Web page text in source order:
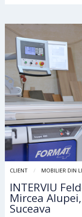
CLIENT MOBILIER DIN
INTERVIU
Mircea
Suceava